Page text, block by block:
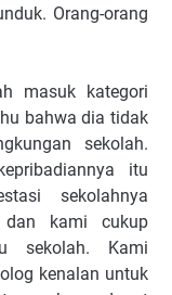
Orang-orang
masuk kategori
bahwa dia tidak
sekolah.
itu
sekolahnya
dan kami cukup
sekolah. Kami
kenalan untuk